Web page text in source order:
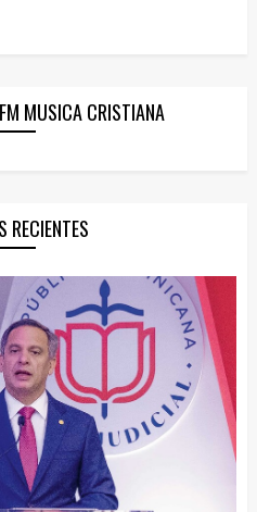
MUSICA CRISTIANA
RECIENTES